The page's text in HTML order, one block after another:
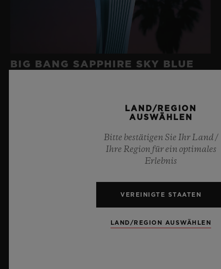
BIG BANG SAPPHIRE SKY BLUE
8. Juli 2026, Nyon, Schweiz – Hublot, unbestrittener
Meister des Saphirs, setzt mit der neuen Big Bang
Uhrmacherkunst. Diese auf 100 Exemplare limitierte
Edition vereint transparenten Saphir in faszinierendem
Himmelblau mit einer hochmodernen Mechanik.
erinnert dabei an die Unendlichkeit eines
LAND/REGION
AUSWÄHLEN
Bitte bestätigen Sie Ihr Land /
Ihre Region für ein optimales
Erlebnis
VEREINIGTE STAATEN
LAND/REGION AUSWÄHLEN